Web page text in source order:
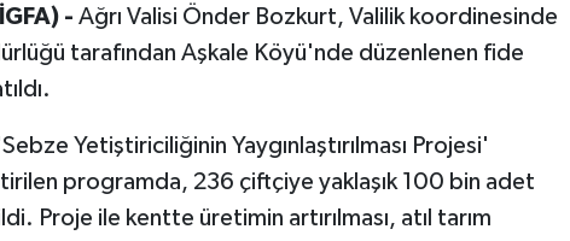
- Ağrı Valisi Önder Bozkurt, Valilik koordinesinde
tarafından Aşkale Köyü'nde düzenlenen fide
Yetiştiriciliğinin Yaygınlaştırılması Projesi'
programda, 236 çiftçiye yaklaşık 100 bin adet
Proje ile kentte üretimin artırılması, atıl tarım